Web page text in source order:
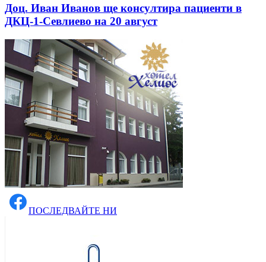
Доц. Иван Иванов ще консултира пациенти в
ДКЦ-1-Севлиево на 20 август
ПОСЛЕДВАЙТЕ НИ